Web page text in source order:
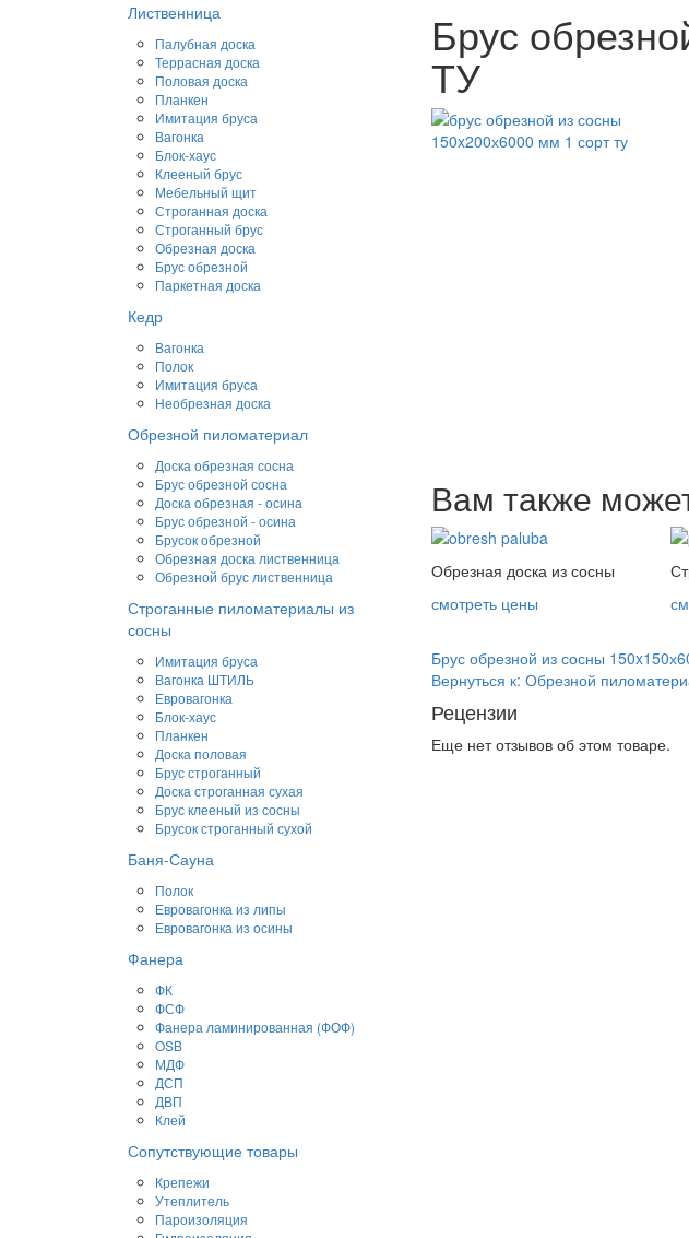
Брус
ТУ
Вам также
Обрезная доска из сосны
смотреть цены
Брус обрезной из сосны
Вернуться к: Обрезной
Рецензии
Еще нет отзывов об этом товаре.
Лиственница
Палубная доска
Террасная доска
Половая доска
Планкен
Имитация бруса
Вагонка
Блок-хаус
Клееный брус
Мебельный щит
Строганная доска
Строганный брус
Обрезная доска
Брус обрезной
Паркетная доска
Кедр
Вагонка
Полок
Имитация бруса
Необрезная доска
Обрезной пиломатериал
Доска обрезная сосна
Брус обрезной сосна
Доска обрезная - осина
Брус обрезной - осина
Брусок обрезной
Обрезная доска лиственница
Обрезной брус лиственница
Строганные пиломатериалы из
сосны
Имитация бруса
Вагонка ШТИЛЬ
Евровагонка
Блок-хаус
Планкен
Доска половая
Брус строганный
Доска строганная сухая
Брус клееный из сосны
Брусок строганный сухой
Баня-Сауна
Полок
Евровагонка из липы
Евровагонка из осины
Фанера
ФК
ФСФ
Фанера ламинированная (ФОФ)
OSB
МДФ
ДСП
ДВП
Клей
Сопутствующие товары
Крепежи
Утеплитель
Пароизоляция